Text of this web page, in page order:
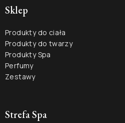
Sklep
Produkty do ciała
Produkty do twarzy
Produkty Spa
Perfumy
Zestawy
Strefa Spa